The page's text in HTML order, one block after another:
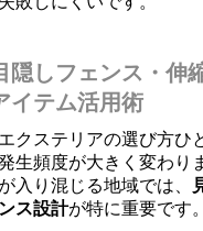
隠しフェンス・伸
イテム活用術
クステリアの選び方ひ
生頻度が大きく変わり
入り混じる地域では、
ス設計が特に重要です。